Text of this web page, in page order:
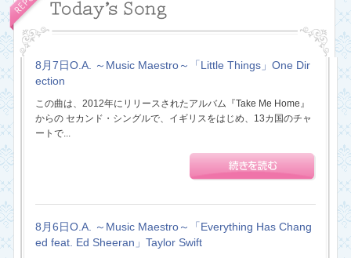
8月7日O.A. ～Music Maestro～「Little Things」One Dir
ection
この曲は、2012年にリリースされたアルバム『Take Me Home』
からの セカンド・シングルで、イギリスをはじめ、13カ国のチャ
ートで...
8月6日O.A. ～Music Maestro～「Everything Has Chang
ed feat. Ed Sheeran」Taylor Swift